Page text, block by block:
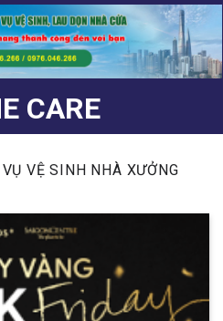
CARE
VỆ SINH NHÀ XƯỞNG